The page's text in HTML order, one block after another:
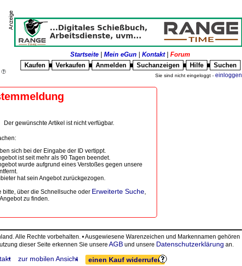
Startseite Mein eGun Kontakt| Forum
Kaufen
Verkaufen Anmelden Suchanzeigen Hilfe Suchen
Sie sind nicht eingeloggt - einloggen
Der gewünschte Artikel ist nicht verfügbar.
sich bei der Eingabe der ID vertippt.
ist seit mehr als 90 Tagen beendet.
wurde aufgrund eines Verstoßes gegen unsere
hat sein Angebot zurückgezogen.
bitte, über die Schnellsuche oder Erweiterte Suche,
zu finden.
Alle Rechte vorbehalten. • Ausgewiesene Warenzeichen und Markennamen gehören
dieser Seite erkennen Sie unsere AGBund unsere Datenschutzerklärung an.
zur mobilen Ansicht einen Kauf widerrufen